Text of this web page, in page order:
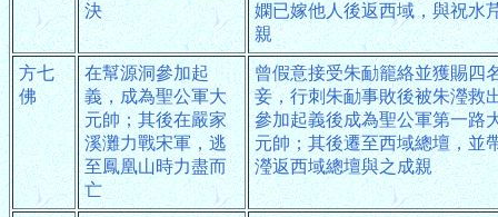
決
嫻已嫁他人後返西域，與祝水
親
方七
佛
在幫源洞參加起
義，成為聖公軍大
元帥；其後在嚴家
溪灘力戰宋軍，逃
至鳳凰山時力盡而
亡
曾假意接受朱勔籠絡並獲賜四
妾，行刺朱勔事敗後被朱瀅救
參加起義後成為聖公軍第一路
元帥；其後遷至西域總壇，並
瀅返西域總壇與之成親